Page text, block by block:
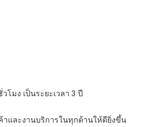
วโมง เป็นระยะเวลา 3 ปี
และงานบริการในทุกด้านให้ดียิ่งขึ้น